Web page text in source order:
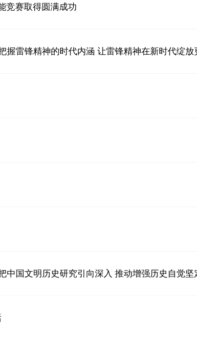
竞赛取得圆满成功
握雷锋精神的时代内涵 让雷锋精神在新时代绽放
中国文明历史研究引向深入 推动增强历史自觉坚